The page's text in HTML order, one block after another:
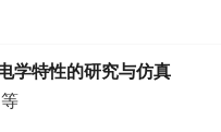
学特性的研究与仿真